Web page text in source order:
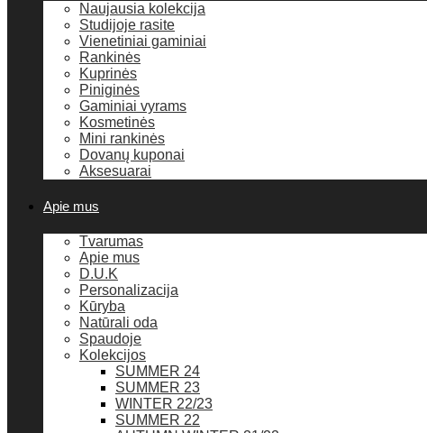
Naujausia kolekcija
Studijoje rasite
Vienetiniai gaminiai
Rankinės
Kuprinės
Piniginės
Gaminiai vyrams
Kosmetinės
Mini rankinės
Dovanų kuponai
Aksesuarai
Apie mus
Tvarumas
Apie mus
D.U.K
Personalizacija
Kūryba
Natūrali oda
Spaudoje
Kolekcijos
SUMMER 24
SUMMER 23
WINTER 22/23
SUMMER 22